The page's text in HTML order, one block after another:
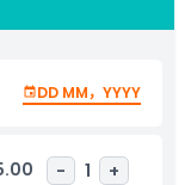
括动物表演和教育节
生物的地方。水族馆
DD MM，YYYY
- 1 +